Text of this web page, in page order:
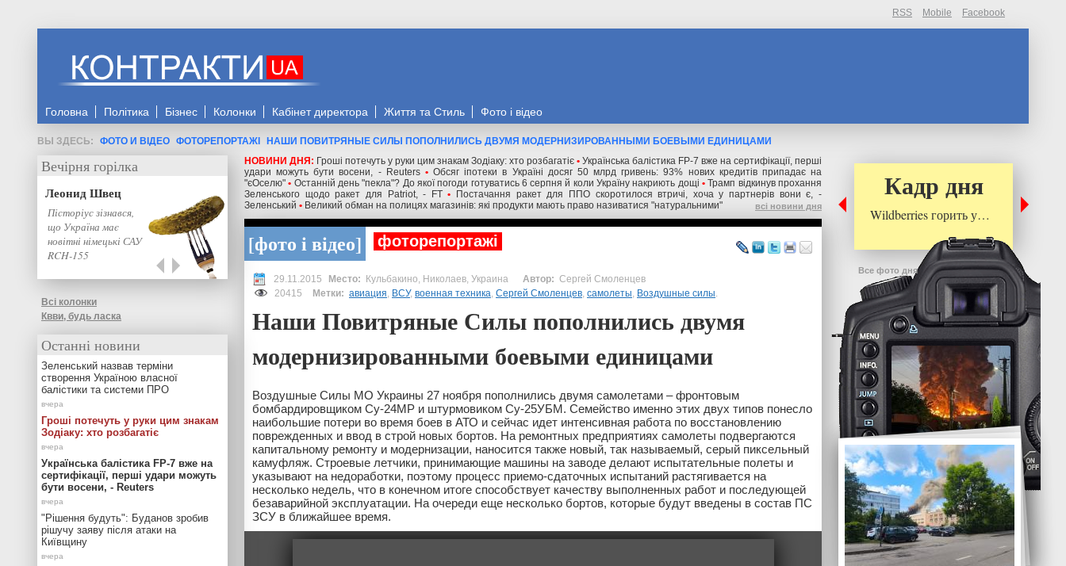
RSS Mobile Facebook
Головна Політика Бізнес Колонки Кабінет директора Життя та Стиль Фото і відео
ФОТО И ВІДЕО ФОТОРЕПОРТАЖІ
НАШИ ПОВИТРЯНЫЕ СИЛЫ ПОПОЛНИЛИСЬ ДВУМЯ МОДЕРНИЗИРОВАННЫМИ БОЕВЫМИ ЕДИНИЦАМИ
НОВИНИ ДНЯ: Гроші потечуть у руки цим знакам Зодіаку: хто розбагатіє • Українська балістика FP-7 вже на сертифікації, перші
удари можуть бути восени, - Reuters • Обсяг іпотеки в Україні досяг 50 млрд гривень: 93% нових кредитів припадає на
"єОселю" • Останній день "пекла"? До якої погоди готуватись 6 серпня й коли Україну накриють дощі • Трамп відкинув прохання
Зеленського щодо ракет для Patriot, - FT •
Постачання ракет для ППО скоротилося втричі, хоча у партнерів вони є, -
Зеленський • Великий обман на полицях магазинів: які продукти мають право називатися "натуральними" всі новини дня
фото і відео фоторепортажі
29.11.2015 Кульбакино, Николаев, Украина
Сергей Смоленцев
20415
Метки: авиация, ВСУ, военная техника, Сергей Смоленцев, самолеты, Воздушные силы.
Наши Повитряные Силы пополнились двумя
модернизированными боевыми единицами
Воздушные Силы МО Украины 27 ноября пополнились двумя самолетами – фронтовым
бомбардировщиком Су-24МР и штурмовиком Су-25УБМ. Семейство именно этих двух типов понесло
наибольшие потери во время боев в АТО и сейчас идет интенсивная работа по восстановлению
поврежденных и ввод в строй новых бортов. На ремонтных предприятиях самолеты подвергаются
капитальному ремонту и модернизации, наносится также новый, так называемый, серый пиксельный
камуфляж. Строевые летчики, принимающие машины на заводе делают испытательные полеты и
указывают на недоработки, поэтому процесс приемо-сдаточных испытаний растягивается на
несколько недель, что в конечном итоге способствует качеству выполненных работ и последующей
безаварийной эксплуатации. На очереди еще несколько бортов, которые будут введены в состав ПС
ЗСУ в ближайшее время.
Вечірня горілка
Леонид Швец
Пісторіус зізнався,
що Україна має
новітні німецькі САУ
RCH-155
Всі колонки
Квви, будь ласка
Останні новини
Зеленський назвав терміни
створення Україною власної
балістики та системи ПРО
Гроші потечуть у руки цим знакам
Зодіаку: хто розбагатіє
Українська балістика FP-7 вже на
сертифікації, перші удари можуть
бути восени, - Reuters
"Рішення будуть": Буданов зробив
рішучу заяву після атаки на
Київщину
Кадр дня
Wildberries горить у…
Все фото дня